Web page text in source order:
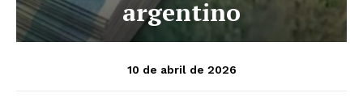
argentino
10 de abril de 2026